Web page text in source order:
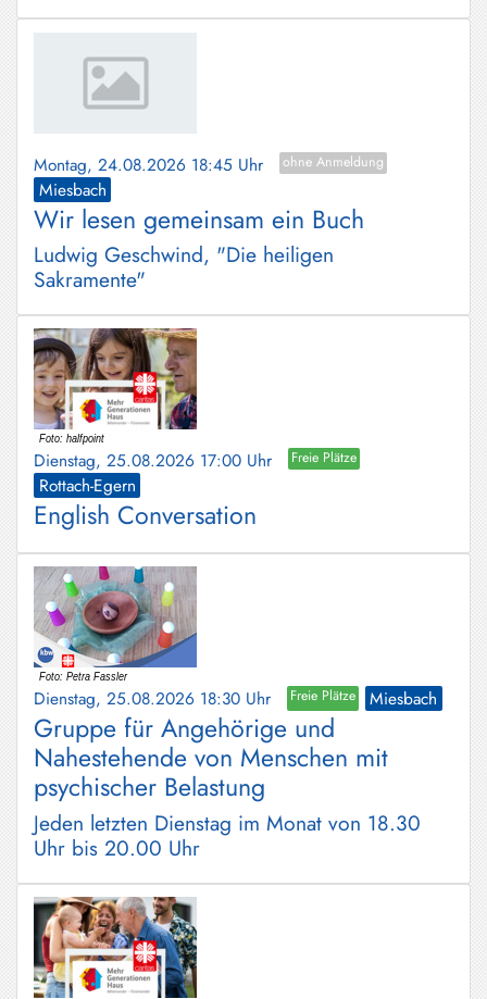
Montag, 24.08.2026 18:45 Uhr ohne Anmeldung
Miesbach
Wir lesen gemeinsam ein Buch
Ludwig Geschwind, "Die heiligen
Sakramente"
Dienstag, 25.08.2026 17:00 Uhr Freie Plätze
Rottach-Egern
English Conversation
Dienstag, 25.08.2026 18:30 Uhr Freie Plätze Miesbach
Gruppe für Angehörige und
Nahestehende von Menschen mit
psychischer Belastung
Jeden letzten Dienstag im Monat von 18.30
Uhr bis 20.00 Uhr